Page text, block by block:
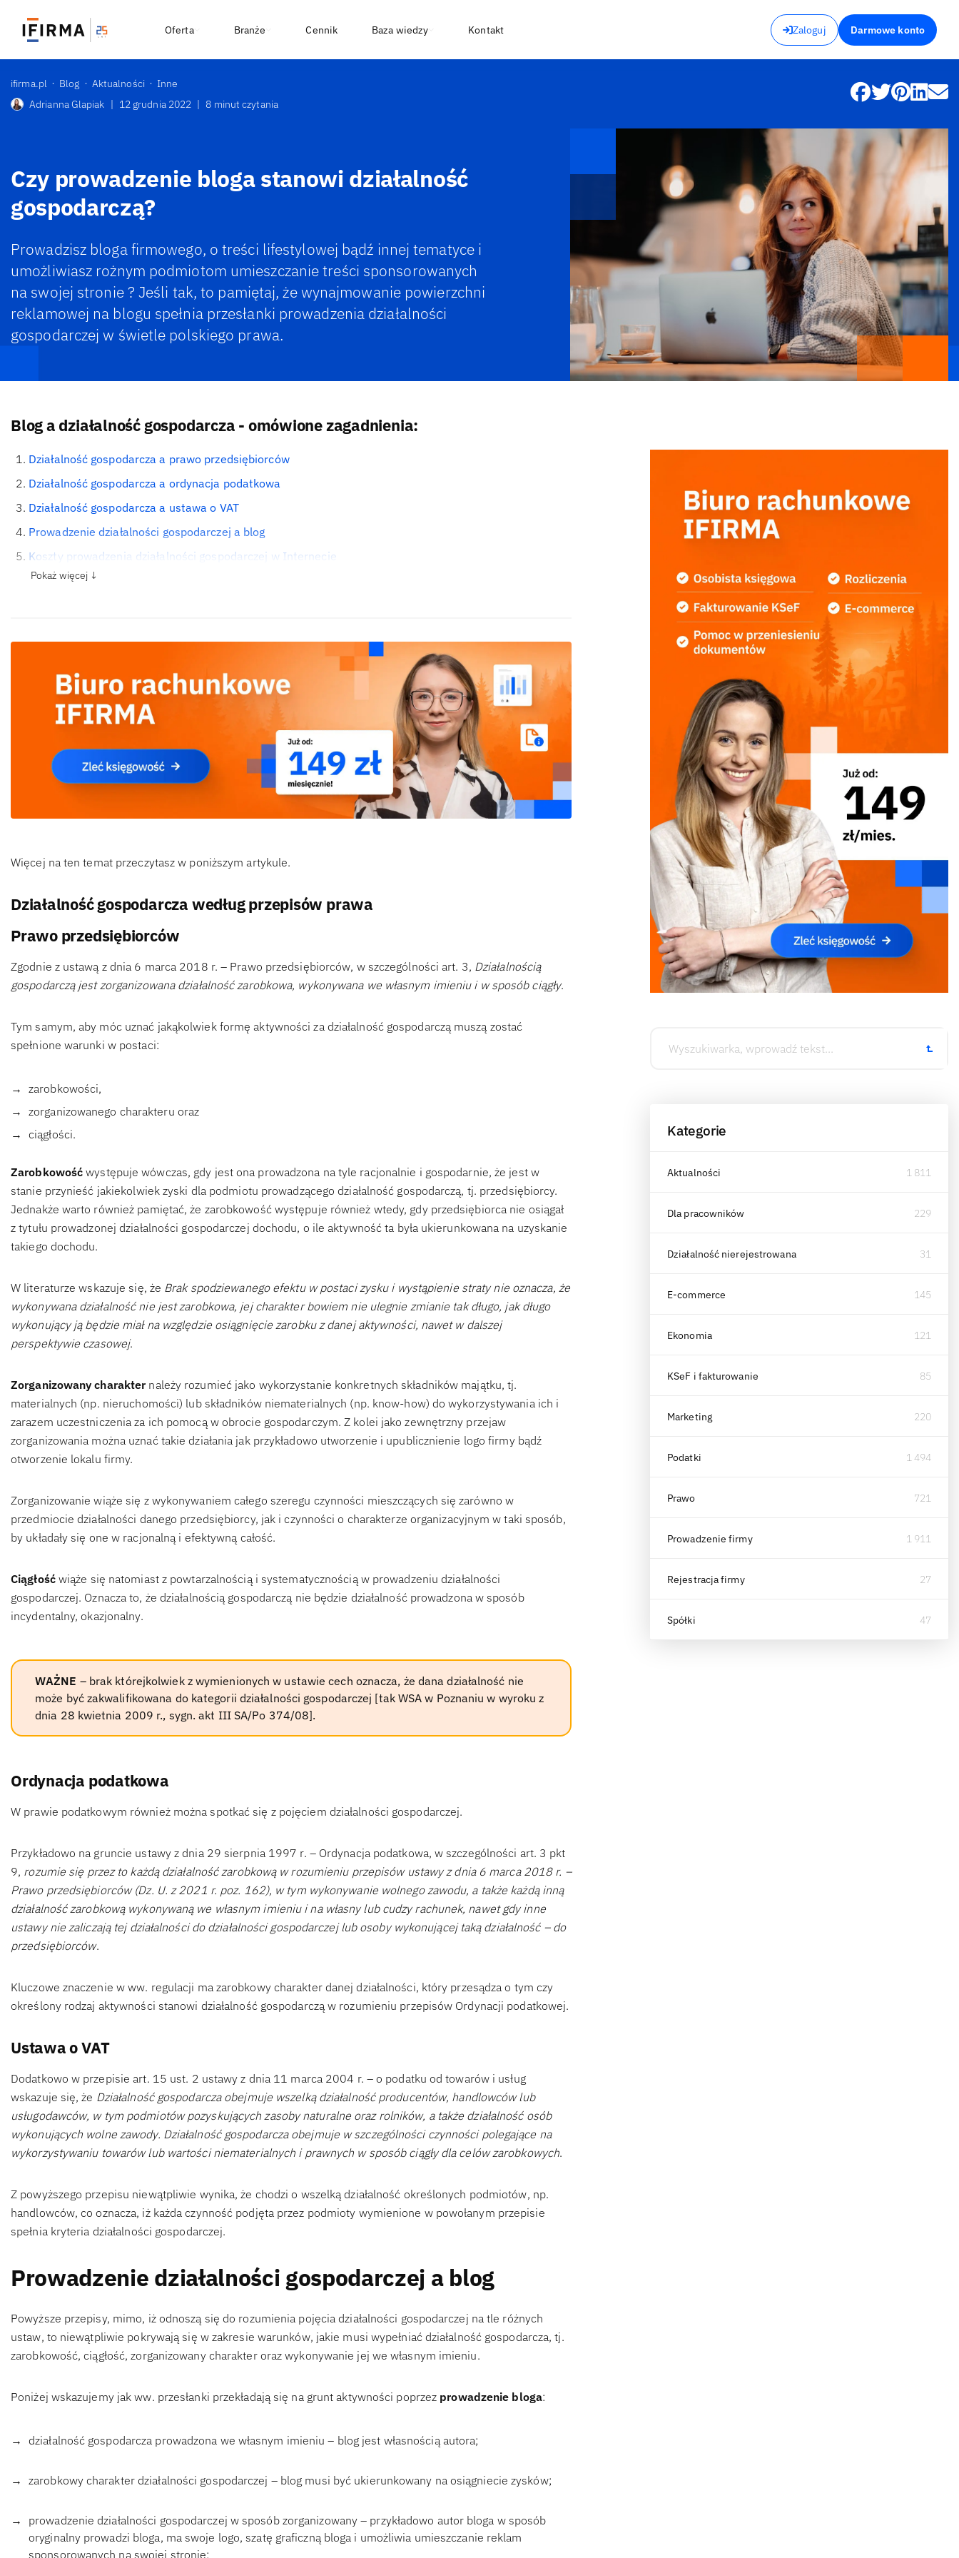
Zaloguj Darmowe konto
Oferta Branże Cennik Baza wiedzy Kontakt
ifirma.pl Blog Aktualności
Inne
Adrianna Glapiak | 12 grudnia 2022 | 8 minut czytania
Czy prowadzenie bloga stanowi działalność
gospodarczą?
Prowadzisz bloga firmowego, o treści lifestylowej bądź innej tematyce i
umożliwiasz rożnym podmiotom umieszczanie treści sponsorowanych
na swojej stronie ? Jeśli tak, to pamiętaj, że wynajmowanie powierzchni
reklamowej na blogu spełnia przesłanki prowadzenia działalności
gospodarczej w świetle polskiego prawa.
Blog a działalność gospodarcza - omówione zagadnienia:
Działalność gospodarcza a prawo przedsiębiorców
Działalność gospodarcza a ordynacja podatkowa
Działalność gospodarcza a ustawa o VAT
Prowadzenie działalności gospodarczej a blog
Koszty prowadzenia działalności gospodarczej w Internecie
Pokaż więcej ↓
Więcej na ten temat przeczytasz w poniższym artykule.
Działalność gospodarcza według przepisów prawa
Prawo przedsiębiorców
Zgodnie z ustawą z dnia 6 marca 2018 r. – Prawo przedsiębiorców, w szczególności art. 3, Działalnością
gospodarczą jest zorganizowana działalność zarobkowa, wykonywana we własnym imieniu i w sposób ciągły.
Tym samym, aby móc uznać jakąkolwiek formę aktywności za działalność gospodarczą muszą zostać
spełnione warunki w postaci:
zarobkowości,
zorganizowanego charakteru oraz
ciągłości.
Zarobkowośćwystępuje wówczas, gdy jest ona prowadzona na tyle racjonalnie i gospodarnie, że jest w
stanie przynieść jakiekolwiek zyski dla podmiotu prowadzącego działalność gospodarczą, tj. przedsiębiorcy.
Jednakże warto również pamiętać, że zarobkowość występuje również wtedy, gdy przedsiębiorca nie osiągał
z tytułu prowadzonej działalności gospodarczej dochodu, o ile aktywność ta była ukierunkowana na uzyskanie
takiego dochodu.
W literaturze wskazuje się, że Brak spodziewanego efektu w postaci zysku i wystąpienie straty nie oznacza, że
wykonywana działalność nie jest zarobkowa, jej charakter bowiem nie ulegnie zmianie tak długo, jak długo
wykonujący ją będzie miał na względzie osiągnięcie zarobku z danej aktywności, nawet w dalszej
perspektywie czasowej.
Zorganizowany charakter należy rozumieć jako wykorzystanie konkretnych składników majątku, tj.
materialnych (np. nieruchomości) lub składników niematerialnych (np. know-how) do wykorzystywania ich i
zarazem uczestniczenia za ich pomocą w obrocie gospodarczym. Z kolei jako zewnętrzny przejaw
zorganizowania można uznać takie działania jak przykładowo utworzenie i upublicznienie logo firmy bądź
otworzenie lokalu firmy.
Zorganizowanie wiąże się z wykonywaniem całego szeregu czynności mieszczących się zarówno w
przedmiocie działalności danego przedsiębiorcy, jak i czynności o charakterze organizacyjnym w taki sposób,
by układały się one w racjonalną i efektywną całość.
Ciągłość wiąże się natomiast z powtarzalnością i systematycznością w prowadzeniu działalności
gospodarczej. Oznacza to, że działalnością gospodarczą nie będzie działalność prowadzona w sposób
incydentalny, okazjonalny.
WAŻNE – brak którejkolwiek z wymienionych w ustawie cech oznacza, że dana działalność nie
może być zakwalifikowana do kategorii działalności gospodarczej [tak WSA w Poznaniu w wyroku z
dnia 28 kwietnia 2009 r., sygn. akt III SA/Po 374/08].
Ordynacja podatkowa
W prawie podatkowym również można spotkać się z pojęciem działalności gospodarczej.
Przykładowo na gruncie ustawy z dnia 29 sierpnia 1997 r. – Ordynacja podatkowa, w szczególności art. 3 pkt
9, rozumie się przez to każdą działalność zarobkową w rozumieniu przepisów ustawy z dnia 6 marca 2018 r. –
Prawo przedsiębiorców (Dz. U. z 2021 r. poz. 162), w tym wykonywanie wolnego zawodu, a także każdą inną
działalność zarobkową wykonywaną we własnym imieniu i na własny lub cudzy rachunek, nawet gdy inne
ustawy nie zaliczają tej działalności do działalności gospodarczej lub osoby wykonującej taką działalność – do
przedsiębiorców.
Kluczowe znaczenie w ww. regulacji ma zarobkowy charakter danej działalności, który przesądza o tym czy
określony rodzaj aktywności stanowi działalność gospodarczą w rozumieniu przepisów Ordynacji podatkowej.
Ustawa o VAT
Dodatkowo w przepisie art. 15 ust. 2 ustawy z dnia 11 marca 2004 r. – o podatku od towarów i usług
wskazuje się, że Działalność gospodarcza obejmuje wszelką działalność producentów, handlowców lub
usługodawców, w tym podmiotów pozyskujących zasoby naturalne oraz rolników, a także działalność osób
wykonujących wolne zawody. Działalność gospodarcza obejmuje w szczególności czynności polegające na
wykorzystywaniu towarów lub wartości niematerialnych i prawnych w sposób ciągły dla celów zarobkowych.
Z powyższego przepisu niewątpliwie wynika, że chodzi o wszelką działalność określonych podmiotów, np.
handlowców, co oznacza, iż każda czynność podjęta przez podmioty wymienione w powołanym przepisie
spełnia kryteria działalności gospodarczej.
Prowadzenie działalności gospodarczej a blog
Powyższe przepisy, mimo, iż odnoszą się do rozumienia pojęcia działalności gospodarczej na tle różnych
ustaw, to niewątpliwie pokrywają się w zakresie warunków, jakie musi wypełniać działalność gospodarcza, tj.
zarobkowość, ciągłość, zorganizowany charakter oraz wykonywanie jej we własnym imieniu.
Poniżej wskazujemy jak ww. przesłanki przekładają się na grunt aktywności poprzez prowadzenie bloga:
działalność gospodarcza prowadzona we własnym imieniu – blog jest własnością autora;
zarobkowy charakter działalności gospodarczej – blog musi być ukierunkowany na osiągniecie zysków;
prowadzenie działalności gospodarczej w sposób zorganizowany – przykładowo autor bloga w sposób
oryginalny prowadzi bloga, ma swoje logo, szatę graficzną bloga i umożliwia umieszczanie reklam
sponsorowanych na swojej stronie;
Kategorie
Aktualności 1 811
Dla pracowników 229
Działalność nierejestrowana 31
E-commerce 145
Ekonomia 121
KSeF i fakturowanie 85
Marketing 220
Podatki 1 494
Prawo 721
Prowadzenie firmy 1 911
Rejestracja firmy 27
Spółki 47